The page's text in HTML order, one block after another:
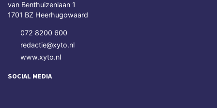
van Benthuizenlaan 1
1701 BZ Heerhugowaard
072 8200 600
redactie@xyto.nl
www.xyto.nl
SOCIAL MEDIA